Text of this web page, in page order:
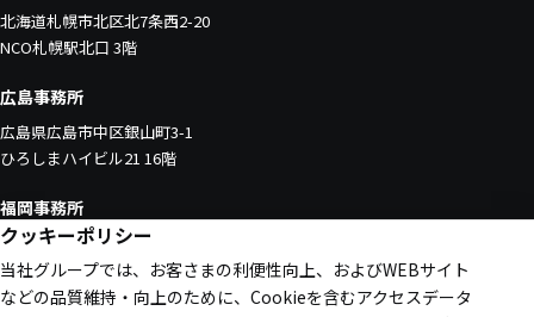
北海道札幌市北区北7条西2-20
NCO札幌駅北口 3階
広島事務所
広島県広島市中区銀山町3-1
ひろしまハイビル21 16階
福岡事務所
福岡県福岡市中央区天神1-4-1
西日本新聞会館 16階
クッキーポリシー
当社グループでは、お客さまの利便性向上、およびWEBサイト
などの品質維持・向上のために、Cookieを含むアクセスデータ